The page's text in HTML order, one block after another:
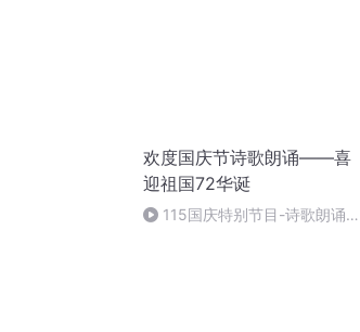
欢度国庆节诗歌朗诵——喜
迎祖国72华诞
115国庆特别节目-诗歌朗诵-